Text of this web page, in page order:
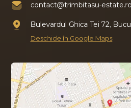
contact@trimbitasu-estate.ro
Bulevardul Ghica Tei 72,
Deschide în Google Maps